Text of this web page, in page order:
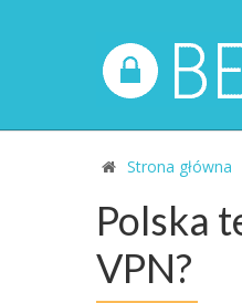
Strona główna
Polska
VPN?